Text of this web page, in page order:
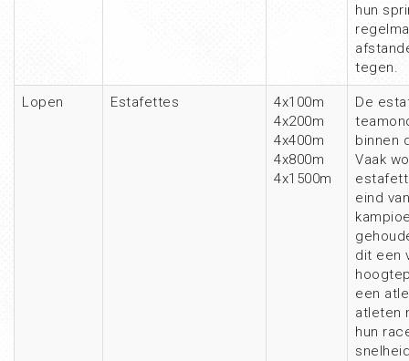
hun
tegen.
Lopen Estafettes
4x100m
4x200m
4x400m
4x800m
4x1500m
De
binnen
Vaak
eind
dit een
een
atleten
hun